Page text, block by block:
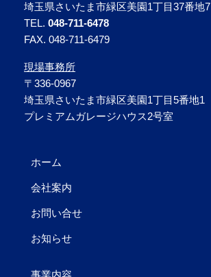
埼玉県さいたま市緑区美園1丁目37番地7
TEL. 048-711-6478
FAX. 048-711-6479
現場事務所
〒336-0967
埼玉県さいたま市緑区美園1丁目5番地1
プレミアムガレージハウス2号室
ホーム
会社案内
お問い合せ
お知らせ